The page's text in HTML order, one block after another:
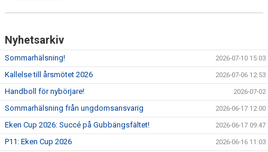
Nyhetsarkiv
Sommarhälsning! 2026-07-10 15:03
Kallelse till årsmötet 2026 2026-07-06 12:53
Handboll för nybörjare! 2026-07-02
Sommarhälsning från ungdomsansvarig 2026-06-17 12:00
Eken Cup 2026: Succé på Gubbängsfältet! 2026-06-17 09:47
P11: Eken Cup 2026 2026-06-16 11:03